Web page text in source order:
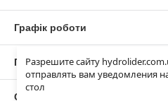
Разрешите сайту
отправлять вам уведомления
стол
Графік роботи
Повна версія сайту
Сайт створено на маркетплейсі